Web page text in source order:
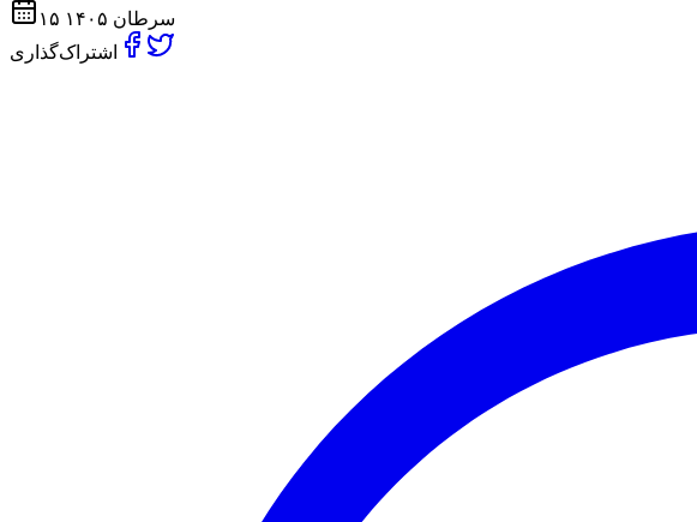
۱۵ سرطان ۱۴۰۵
اشتراک‌گذاری